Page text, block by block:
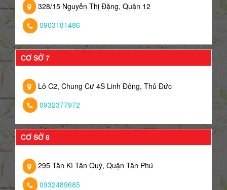
328/15 Nguyễn Thị Đặng, Quận 12
0903181486
CƠ SỞ 7
Lô C2, Chung Cư 4S Linh Đông, Thủ Đức
0932377972
CƠ SỞ 8
295 Tân Kì Tân Quý, Quận Tân Phú
0932489685